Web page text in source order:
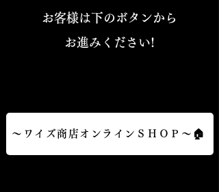
お客様は下のボタンから
お進みください!
～ワイズ商店オンラインＳＨＯＰ～🏠